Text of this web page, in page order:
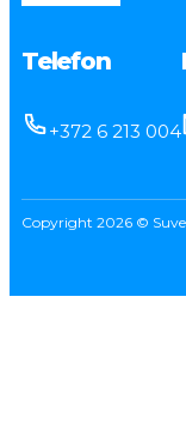
Telefon
+372 6 213 004
Copyright 2026 ©